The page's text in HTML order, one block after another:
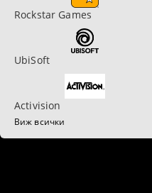
Rockstar Games
UbiSoft
Activision
Виж всички